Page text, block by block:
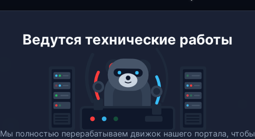
Ведутся технические работы
Мы полностью перерабатываем движок нашего портала, чтобы